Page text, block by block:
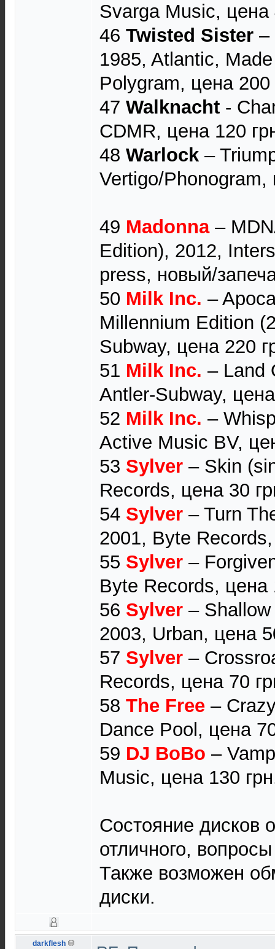
Svarga Music, цена
46 Twisted Sister ‎–
1985, Atlantic,
Polygram, цена 200
47 Walknacht -
CDMR, цена 120
48 Warlock ‎–
Vertigo/Phonogram,
49 Madonna‎–
Edition), 2012,
press, новый/
50 Milk Inc. ‎–
Millennium Edition
Subway, цена 220
51 Milk Inc. ‎– Land
Antler-Subway,
52 Milk Inc. ‎–
Active Music BV,
53 Sylver ‎– Skin
Records, цена 30
54 Sylver – Turn
2001, Byte
55 Sylver ‎–
Byte Records, цена
56 Sylver ‎–
2003, Urban, цена
57 Sylver ‎–
Records, цена 70
58 The Free ‎–
Dance Pool, цена
59 DJ BoBo ‎–
Music, цена 130
Состояние дисков
отличного,
Также возможен
диски.
darkflesh